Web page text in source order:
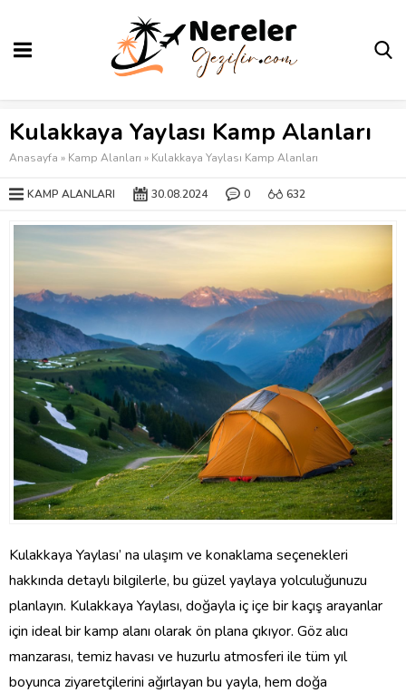
Kulakkaya Yaylası Kamp Alanları
Anasayfa » Kamp Alanları » Kulakkaya Yaylası Kamp Alanları
KAMP ALANLARI 30.08.2024 0 632
Kulakkaya Yaylası’ na ulaşım ve konaklama seçenekleri
hakkında detaylı bilgilerle, bu güzel yaylaya yolculuğunuzu
planlayın. Kulakkaya Yaylası, doğayla iç içe bir kaçış arayanlar
için ideal bir kamp alanı olarak ön plana çıkıyor. Göz alıcı
manzarası, temiz havası ve huzurlu atmosferi ile tüm yıl
boyunca ziyaretçilerini ağırlayan bu yayla, hem doğa